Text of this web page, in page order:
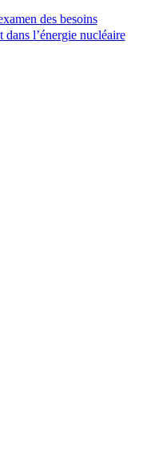
des besoins
dans l’énergie nucléaire